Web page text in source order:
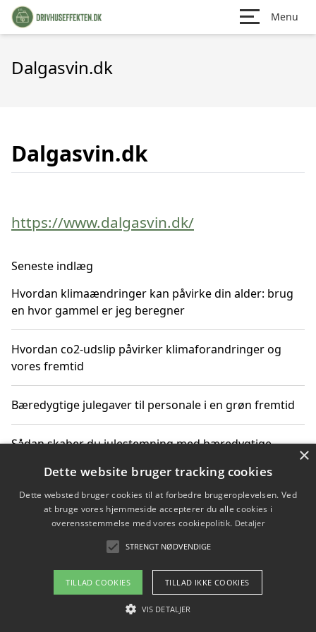
Menu
Dalgasvin.dk
Dalgasvin.dk
https://www.dalgasvin.dk/
Seneste indlæg
Hvordan klimaændringer kan påvirke din alder: brug
en hvor gammel er jeg beregner
Hvordan co2-udslip påvirker klimaforandringer og
vores fremtid
Bæredygtige julegaver til personale i en grøn fremtid
Sådan skaber du julestemning med bæredygtige
Sådan skaber du et bæredygtigt hjem med familien i
Copyright 2026 - Pilanto Aps
Om / kontakt
×
Dette website bruger tracking cookies
Dette websted bruger cookies til at forbedre brugeroplevelsen. Ved
at bruge vores hjemmeside accepterer du alle cookies i
overensstemmelse med vores cookiepolitik. Detaljer
STRENGT NØDVENDIGE
TILLAD COOKIES TILLAD IKKE COOKIES
VIS DETALJER